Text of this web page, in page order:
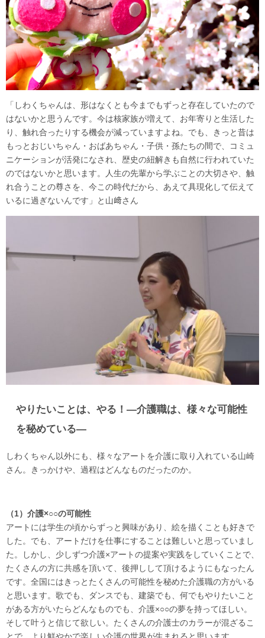
「しわくちゃんは、形はなくとも今までもずっと存在していたので
はないかと思うんです。今は核家族が増えて、お年寄りと生活した
り、触れ合ったりする機会が減っていますよね。でも、きっと昔は
もっとおじいちゃん・おばあちゃん・子供・孫たちの間で、コミュ
ニケーションが活発になされ、歴史の紐解きも自然に行われていた
のではないかと思います。人生の先輩から学ぶことの大切さや、触
れ合うことの尊さを、今この時代だから、あえて具現化して伝えて
いるに過ぎないんです」と山﨑さん
やりたいことは、やる！―介護職は、様々な可能性
を秘めている―
しわくちゃん以外にも、様々なアートを介護に取り入れている山崎
さん。きっかけや、過程はどんなものだったのか。
（1）介護×○○の可能性
アートには学生の頃からずっと興味があり、絵を描くことも好きで
した。でも、アートだけを仕事にすることは難しいと思っていまし
た。しかし、少しずつ介護×アートの提案や実践をしていくことで、
たくさんの方に共感を頂いて、後押しして頂けるようにもなったん
です。全国にはきっとたくさんの可能性を秘めた介護職の方がいる
と思います。歌でも、ダンスでも、建築でも、何でもやりたいこと
がある方がいたらどんなものでも、介護×○○の夢を持ってほしい。
そして叶うと信じて欲しい。たくさんの介護士のカラーが混ざるこ